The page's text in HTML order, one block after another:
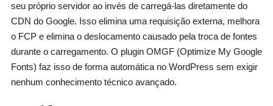
seu próprio servidor ao invés de carregá-las diretamente do
CDN do Google. Isso elimina uma requisição externa, melhora
o FCP e elimina o deslocamento causado pela troca de fontes
durante o carregamento. O plugin OMGF (Optimize My Google
Fonts) faz isso de forma automática no WordPress sem exigir
nenhum conhecimento técnico avançado.